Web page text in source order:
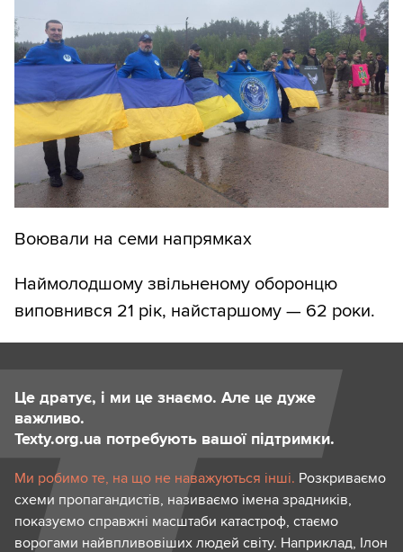
Воювали на семи напрямках
Наймолодшому звільненому оборонцю
виповнився 21 рік, найстаршому — 62 роки.
Це дратує, і ми це знаємо. Але це дуже
важливо.
Texty.org.ua потребують вашої підтримки.
Ми робимо те, на що не наважуються інші. Розкриваємо
схеми пропагандистів, називаємо імена зрадників,
показуємо справжні масштаби катастроф, стаємо
ворогами найвпливовіших людей світу. Наприклад, Ілон